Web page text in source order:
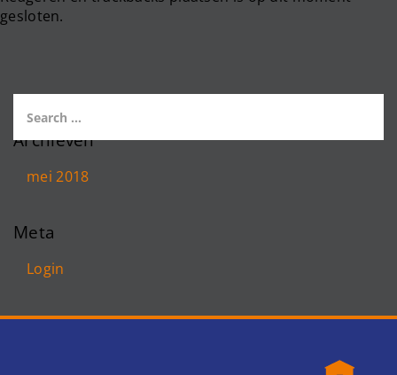
gesloten.
Archieven
mei 2018
Meta
Login